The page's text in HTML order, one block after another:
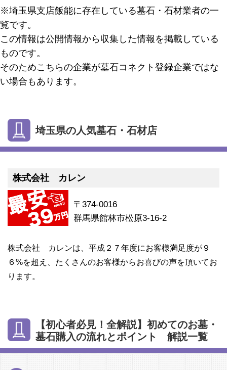
※埼玉県支店飯能に存在している墓石・石材業者の一
覧です。
この情報は公開情報から収集した情報を掲載している
ものです。
そのためこちらの企業が墓石コネクト登録企業ではな
い場合もあります。
埼玉県の人気墓石・石材店
株式会社 カレン
〒374-0016
群馬県館林市松原3-16-2
株式会社 カレンは、平成２７年度にお客様満足度が９
６%を超え、たくさんのお客様からお喜びの声を頂いてお
ります。
【初心者必見！全解説】初めてのお墓・
墓石購入の流れとポイント 解説一覧